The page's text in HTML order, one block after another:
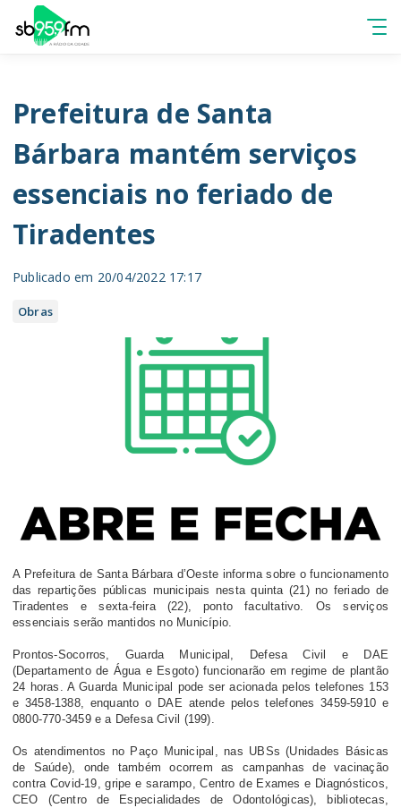
Prefeitura de Santa
Bárbara mantém serviços
essenciais no feriado de
Tiradentes
Publicado em 20/04/2022 17:17
Obras
A Prefeitura de Santa Bárbara d’Oeste informa sobre o funcionamento
das repartições públicas municipais nesta quinta (21) no feriado de
Tiradentes e sexta-feira (22), ponto facultativo. Os serviços
essenciais serão mantidos no Município.
Prontos-Socorros, Guarda Municipal, Defesa Civil e DAE
(Departamento de Água e Esgoto) funcionarão em regime de plantão
24 horas. A Guarda Municipal pode ser acionada pelos telefones 153
e 3458-1388, enquanto o DAE atende pelos telefones 3459-5910 e
0800-770-3459 e a Defesa Civil (199).
Os atendimentos no Paço Municipal, nas UBSs (Unidades Básicas
de Saúde), onde também ocorrem as campanhas de vacinação
contra Covid-19, gripe e sarampo, Centro de Exames e Diagnósticos,
CEO (Centro de Especialidades de Odontológicas), bibliotecas,